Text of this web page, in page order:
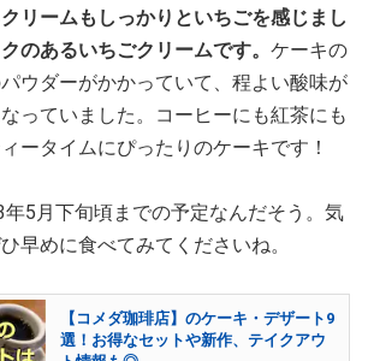
リームもしっかりといちごを感じまし
のあるいちごクリームです。 ケーキの
ウダーがかかっていて、程よい酸味が
っていました。コーヒーにも紅茶にも
ータイムにぴったりのケーキです！
5月下旬頃までの予定なんだそう。気
早めに食べてみてくださいね。
【コメダ珈琲店】のケーキ・デザート9
選！お得なセットや新作、テイクアウ